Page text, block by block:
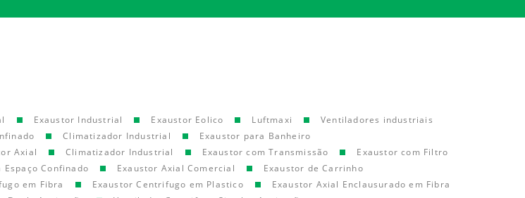
Exaustor Industrial Exaustor Eolico Luftmaxi
Ventiladores industriais
Climatizador Industrial
Exaustor para Banheiro
Axial Climatizador Industrial Exaustor com Transmissão
Exaustor com Filtro
Espaço Confinado Exaustor Axial Comercial
Exaustor de Carrinho
em Fibra Exaustor Centrifugo em Plastico
Exaustor Axial Enclausurado em Fibra